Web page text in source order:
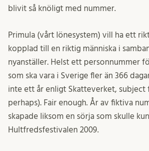
blivit så knöligt med nummer.
Primula (vårt lönesystem) vill ha ett
kopplad till en riktig människa i
nyanställer. Helst ett personnummer
som ska vara i Sverige fler än 366
inte ett år enligt Skatteverket, subject
perhaps). Fair enough. År av fiktiva
skapade liksom en sörja som skulle
Hultfredsfestivalen 2009.